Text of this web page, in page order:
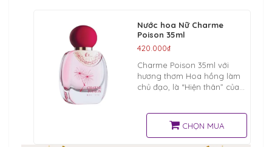
Nước hoa Nữ Charme
Poison 35ml
420.000₫
Charme Poison 35ml với
hương thơm Hoa hồng làm
chủ đạo, là “Hiện thân” của
CHỌN MUA